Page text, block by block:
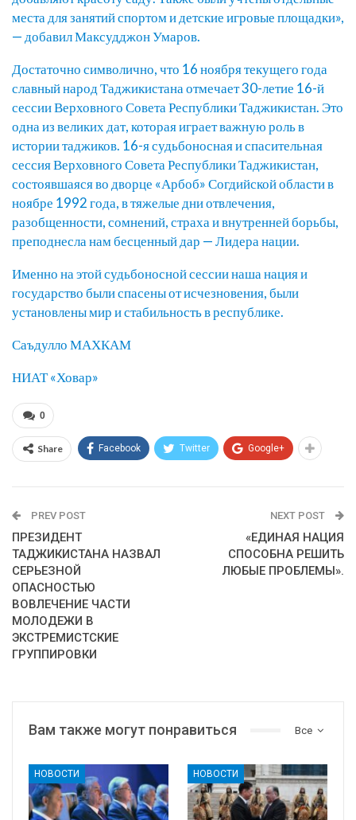
места для занятий спортом и детские игровые площадки»,
— добавил Максудджон Умаров.
Достаточно символично, что 16 ноября текущего года
славный народ Таджикистана отмечает 30-летие 16-й
сессии Верховного Совета Республики Таджикистан. Это
одна из великих дат, которая играет важную роль в
истории таджиков. 16-я судьбоносная и спасительная
сессия Верховного Совета Республики Таджикистан,
состоявшаяся во дворце «Арбоб» Согдийской области в
ноябре 1992 года, в тяжелые дни отвлечения,
разобщенности, сомнений, страха и внутренней борьбы,
преподнесла нам бесценный дар — Лидера нации.
Именно на этой судьбоносной сессии наша нация и
государство были спасены от исчезновения, были
установлены мир и стабильность в республике.
Саъдулло МАХКАМ
НИАТ «Ховар»
0
Share Facebook Twitter Google+
PREV POST
ПРЕЗИДЕНТ
ТАДЖИКИСТАНА НАЗВАЛ
СЕРЬЕЗНОЙ
ОПАСНОСТЬЮ
ВОВЛЕЧЕНИЕ ЧАСТИ
МОЛОДЕЖИ В
ЭКСТРЕМИСТСКИЕ
ГРУППИРОВКИ
NEXT POST
«ЕДИНАЯ НАЦИЯ
СПОСОБНА РЕШИТЬ
ЛЮБЫЕ ПРОБЛЕМЫ».
Все
Вам также могут понравиться
НОВОСТИ НОВОСТИ